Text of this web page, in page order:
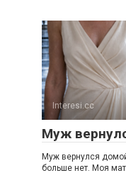
Interesi.cc
Муж
Муж вернулся
больше нет. Моя